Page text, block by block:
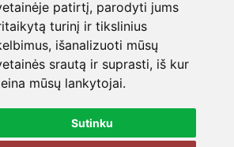
patirtį, parodyti jums
turinį ir tikslinius
išanalizuoti mūsų
srautą ir suprasti, iš kur
mūsų lankytojai.
Sutinku